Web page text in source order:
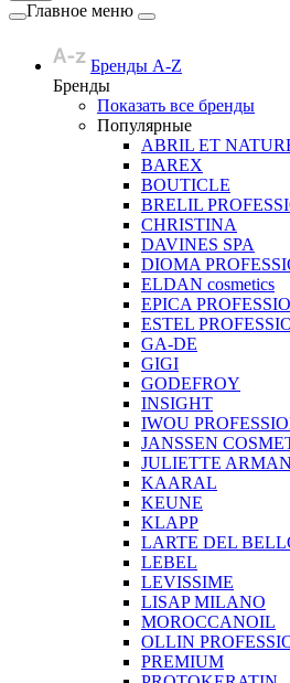
Главное меню
Бренды A-Z
Бренды
Показать все бренды
Популярные
ABRIL ET
BAREX
BOUTICLE
BRELIL
CHRISTINA
DAVINES SPA
DIOMA
ELDAN cosmetics
EPICA
ESTEL
GA-DE
GIGI
GODEFROY
INSIGHT
IWOU
JANSSEN
JULIETTE
KAARAL
KEUNE
KLAPP
LARTE DEL
LEBEL
LEVISSIME
LISAP MILANO
MOROCCANOIL
OLLIN
PREMIUM